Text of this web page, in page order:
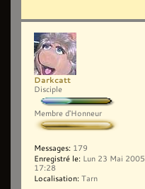
Darkcatt
Disciple
Membre d'Honneur
Messages: 179
Enregistré le: Lun 23 Mai 2005,
17:28
Localisation: Tarn